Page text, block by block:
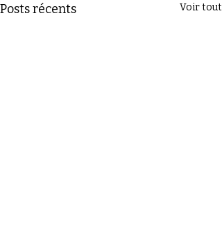
Posts récents Voir tout